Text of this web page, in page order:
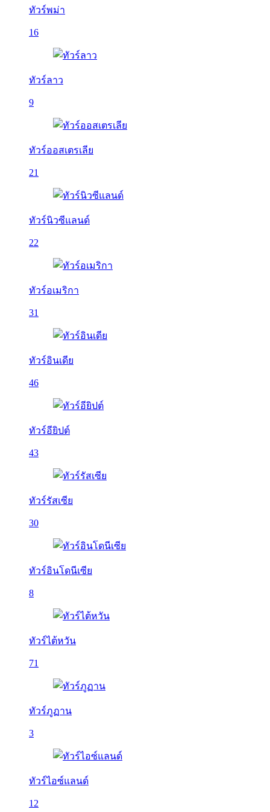
ทัวร์พม่า
16
ทัวร์ลาว
9
ทัวร์ออสเตรเลีย
21
ทัวร์นิวซีแลนด์
22
ทัวร์อเมริกา
31
ทัวร์อินเดีย
46
ทัวร์อียิปต์
43
ทัวร์รัสเซีย
30
ทัวร์อินโดนีเซีย
8
ทัวร์ไต้หวัน
71
ทัวร์ภูฏาน
3
ทัวร์ไอซ์แลนด์
12